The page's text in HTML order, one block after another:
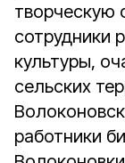
творческую
сотрудники
культуры,
сельских
работники